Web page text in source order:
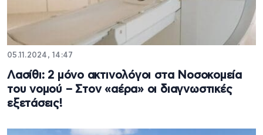
05.11.2024, 14:47
Λασίθι: 2 μόνο ακτινολόγοι στα Νοσοκομεία
του νομού – Στον «αέρα» οι διαγνωστικές
εξετάσεις!